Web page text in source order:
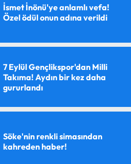
İsmet İnönü'ye anlamlı vefa!
Özel ödül onun adına verildi
7 Eylül Gençlikspor'dan Milli
Takıma! Aydın bir kez daha
gururlandı
Söke'nin renkli simasından
kahreden haber!